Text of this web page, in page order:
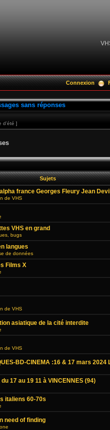
Connexion
sans réponses
d’été ]
Sujets
france Georges Fleury Jean
de VHS
VHS en grand
bugs
langues
de données
Films X
de VHS
asiatique de la cité interdite
de VHS
BD-CINEMA :16 & 17 mars 2024
17 au 19 11 à VINCENNES (94)
italiens 60-70s
need of finding